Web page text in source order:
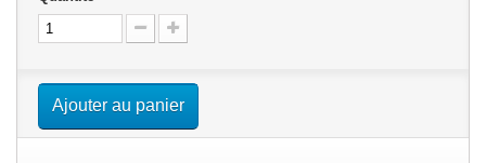
Ajouter au panier